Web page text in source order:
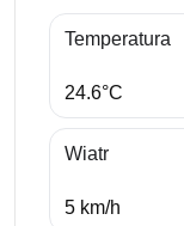
Temperatura
24.6°C
Wiatr
5 km/h